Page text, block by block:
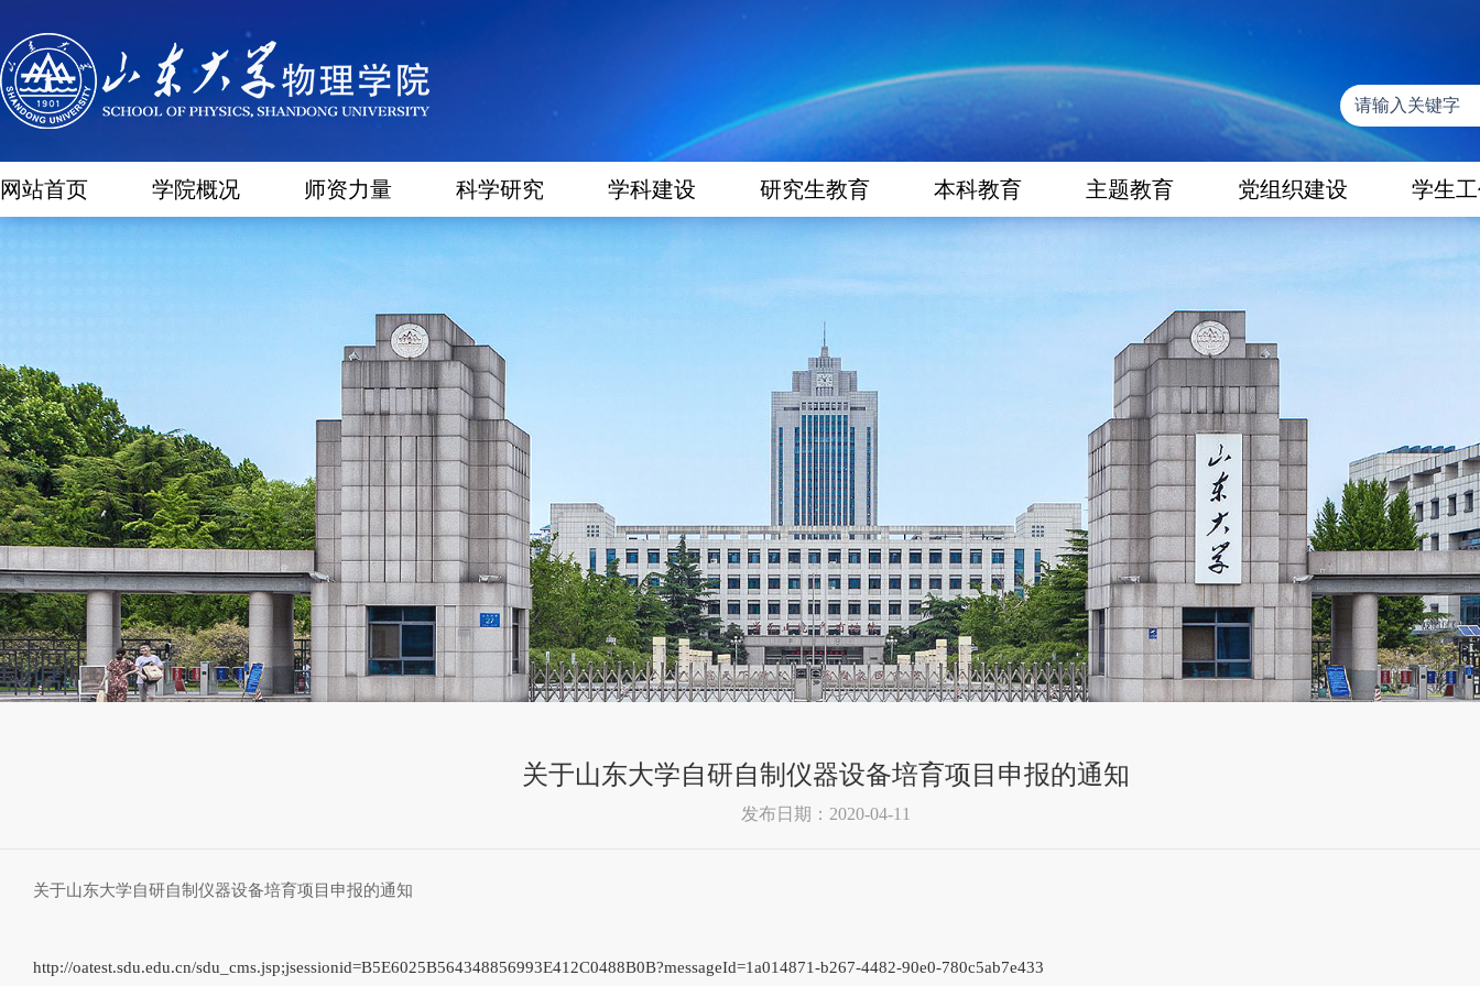
网站首页 学院概况 师资力量 科学研究 学科建设 研究生教育 本科教育 主题教育 党组织建设 学生
关于山东大学自研自制仪器设备培育项目申报的通知
发布日期：2020-04-11
关于山东大学自研自制仪器设备培育项目申报的通知
http://oatest.sdu.edu.cn/sdu_cms.jsp;jsessionid=B5E6025B564348856993E412C0488B0B?messageId=1a014871-b267-4482-90e0-780c5ab7e433